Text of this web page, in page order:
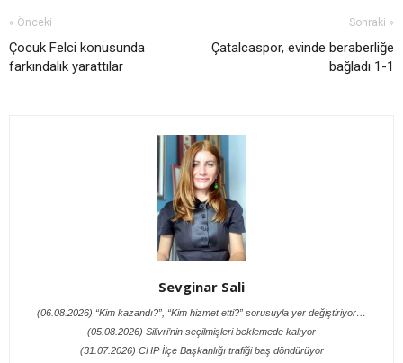
« Önceki
Çocuk Felci konusunda
farkındalık yarattılar
Sonraki »
Çatalcaspor, evinde beraberliğe
bağladı 1-1
Sevginar Sali
(06.08.2026) “Kim kazandı?”, “Kim hizmet etti?” sorusuyla yer değiştiriyor…
(05.08.2026) Silivri’nin seçilmişleri beklemede kalıyor
(31.07.2026) CHP İlçe Başkanlığı trafiği baş döndürüyor